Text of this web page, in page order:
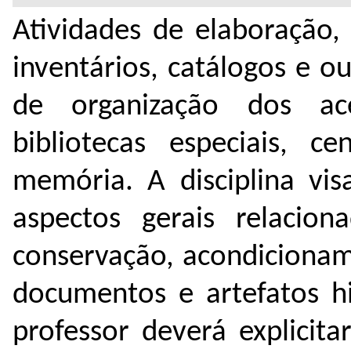
Atividades de
inventários, catálogos e
de organização dos
bibliotecas especiais,
memória. A disciplina
aspectos gerais
conservação,
documentos e artefatos
professor deverá